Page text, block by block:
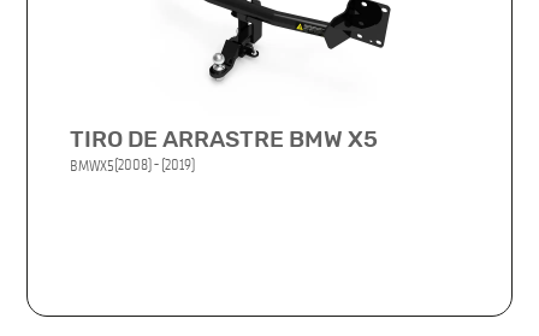
TIRO DE ARRASTRE BMW X5
BMWX5(2008) - (2019)